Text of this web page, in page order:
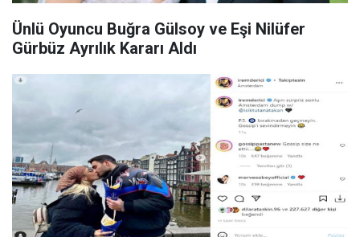
Ünlü Oyuncu Buğra Gülsoy ve Eşi Nilüfer
Gürbüz Ayrılık Kararı Aldı